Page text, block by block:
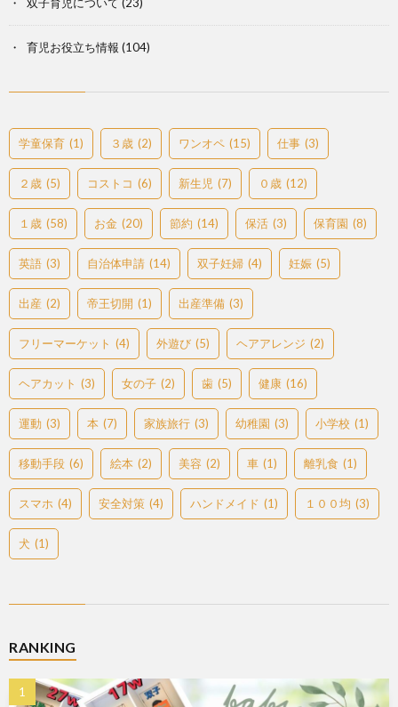
育児お役立ち情報 (104)
学童保育 (1) ３歳 (2) ワンオペ (15) 仕事 (3)
２歳 (5) コストコ (6) 新生児 (7) ０歳 (12)
１歳 (58) お金 (20) 節約 (14) 保活 (3) 保育園 (8)
英語 (3) 自治体申請 (14) 双子妊婦 (4) 妊娠 (5)
出産 (2) 帝王切開 (1) 出産準備 (3)
フリーマーケット (4) 外遊び (5) ヘアアレンジ (2)
ヘアカット (3) 女の子 (2) 歯 (5) 健康 (16)
運動 (3) 本 (7) 家族旅行 (3) 幼稚園 (3) 小学校 (1)
移動手段 (6) 絵本 (2) 美容 (2) 車 (1) 離乳食 (1)
スマホ (4) 安全対策 (4) ハンドメイド (1) １００均 (3)
犬 (1)
RANKING